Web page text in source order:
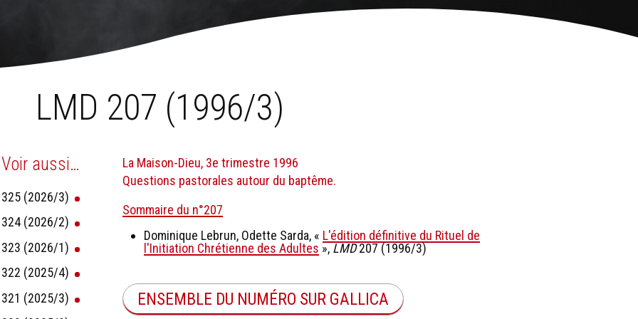
LMD 207 (1996/3)
Voir aussi…
325 (2026/3)
324 (2026/2)
323 (2026/1)
322 (2025/4)
321 (2025/3)
La Maison-Dieu, 3e trimestre 1996
Questions pastorales autour du baptême.
Sommaire du n°207
Dominique Lebrun, Odette Sarda, « L'édition définitive du Rituel de
l'Initiation Chrétienne des Adultes », LMD207 (1996/3)
ENSEMBLE DU NUMÉRO SUR GALLICA